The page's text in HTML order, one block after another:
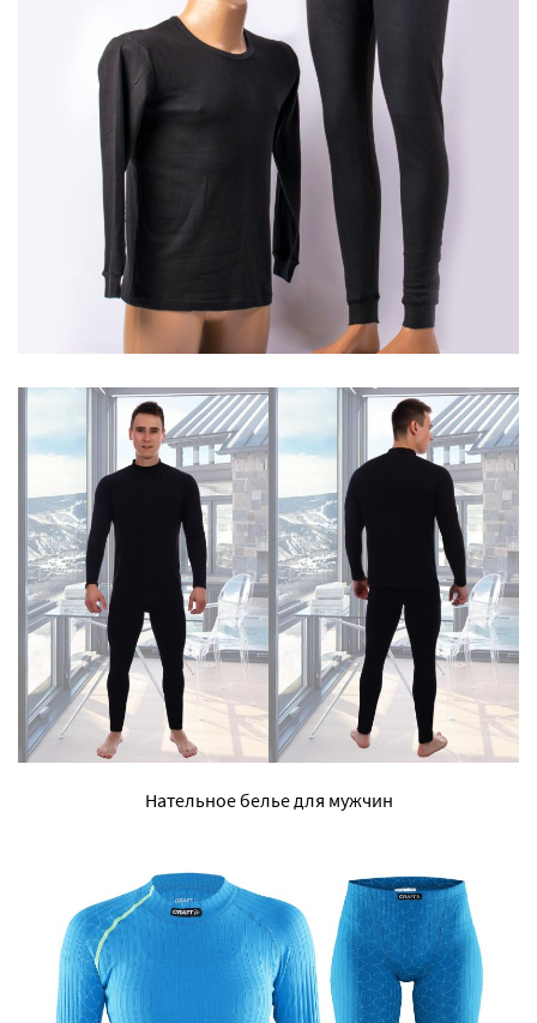
Нательное белье для мужчин